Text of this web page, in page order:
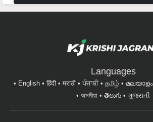
Languages
English हिंदी मराठी ਪੰਜਾਬੀ தமிழ் മലയാളം
অসমীয়া
తెలుగు ગુજરાતી